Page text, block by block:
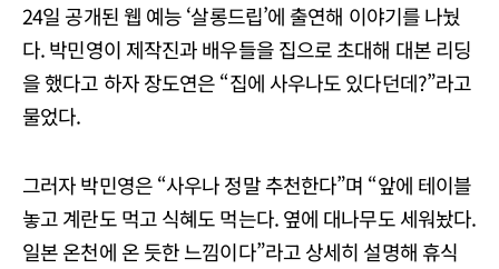
24일 공개된 웹 예능 ‘살롱드립’에 출연해 이야기를 나눴
다. 박민영이 제작진과 배우들을 집으로 초대해 대본 리딩
을 했다고 하자 장도연은 “집에 사우나도 있다던데?”라고
물었다.
그러자 박민영은 “사우나 정말 추천한다”며 “앞에 테이블
놓고 계란도 먹고 식혜도 먹는다. 옆에 대나무도 세워놨다.
일본 온천에 온 듯한 느낌이다”라고 상세히 설명해 휴식